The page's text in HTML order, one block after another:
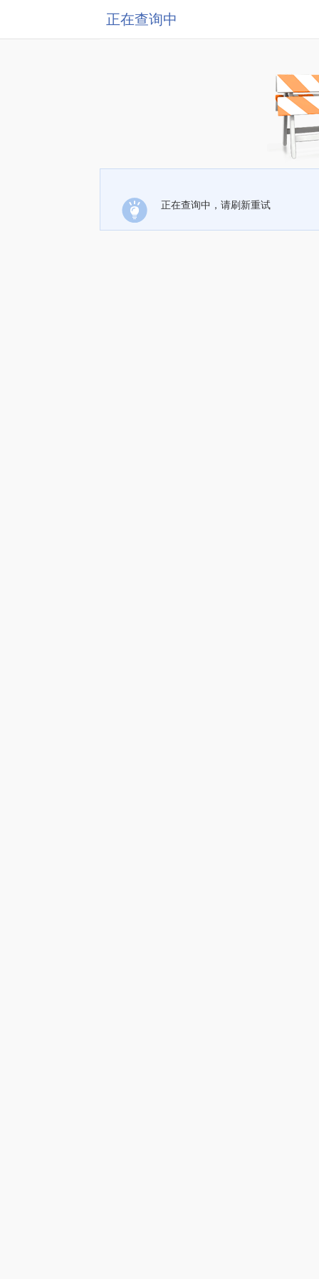
正在查询中
正在查询中，请刷新重试